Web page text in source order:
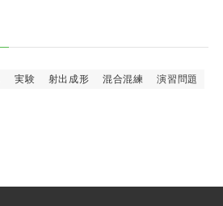
実験 射出成形 混合混練
演習問題